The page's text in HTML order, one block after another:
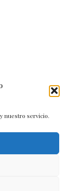
nuestro servicio.